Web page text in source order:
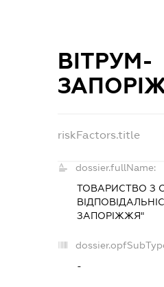
ВІТРУМ-
riskFactors.title
dossier.fullName:
ТОВАРИСТВО З
ЗАПОРІЖЖЯ"
-